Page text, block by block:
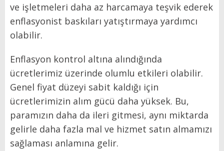
ve işletmeleri daha az harcamaya teşvik ederek
enflasyonist baskıları yatıştırmaya yardımcı
olabilir.
Enflasyon kontrol altına alındığında
ücretlerimiz üzerinde olumlu etkileri olabilir.
Genel fiyat düzeyi sabit kaldığı için
ücretlerimizin alım gücü daha yüksek. Bu,
paramızın daha da ileri gitmesi, aynı miktarda
gelirle daha fazla mal ve hizmet satın almamızı
sağlaması anlamına gelir.